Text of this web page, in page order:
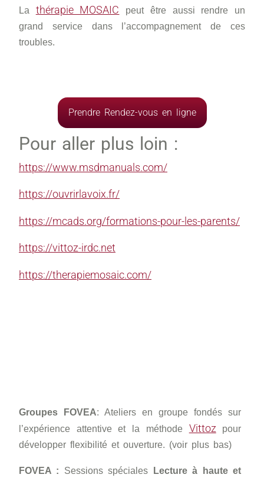
La thérapie MOSAIC peut être aussi rendre un
grand service dans l’accompagnement de ces
troubles.
Prendre Rendez-vous en ligne
Pour aller plus loin :
https://www.msdmanuals.com/
https://ouvrirlavoix.fr/
https://mcads.org/formations-pour-les-parents/
https://vittoz-irdc.net
https://therapiemosaic.com/
Groupes FOVEA: Ateliers en groupe fondés sur
l’expérience attentive et la méthode Vittoz pour
développer flexibilité et ouverture. (voir plus bas)
FOVEA : Sessions spéciales
Lecture à haute et